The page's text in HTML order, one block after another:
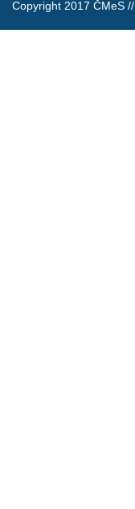
Copyright 2017 ČMeS //